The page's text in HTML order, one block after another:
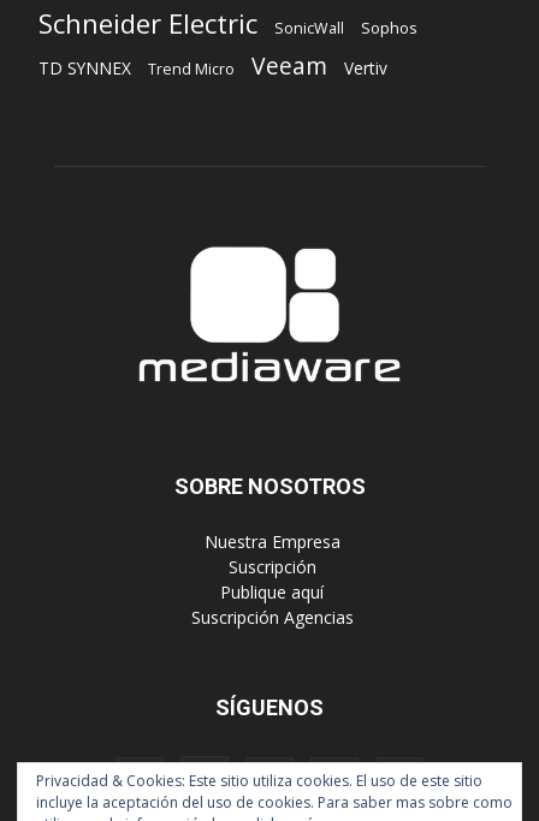
Schneider Electric SonicWall Sophos
TD SYNNEX Trend Micro Veeam Vertiv
SOBRE NOSOTROS
‎ Nuestra Empresa
‎ Suscripción
‎ Publique aquí
‎ Suscripción Agencias
SÍGUENOS
Privacidad & Cookies: Este sitio utiliza cookies. El uso de este sitio
incluye la aceptación del uso de cookies. Para saber mas sobre como